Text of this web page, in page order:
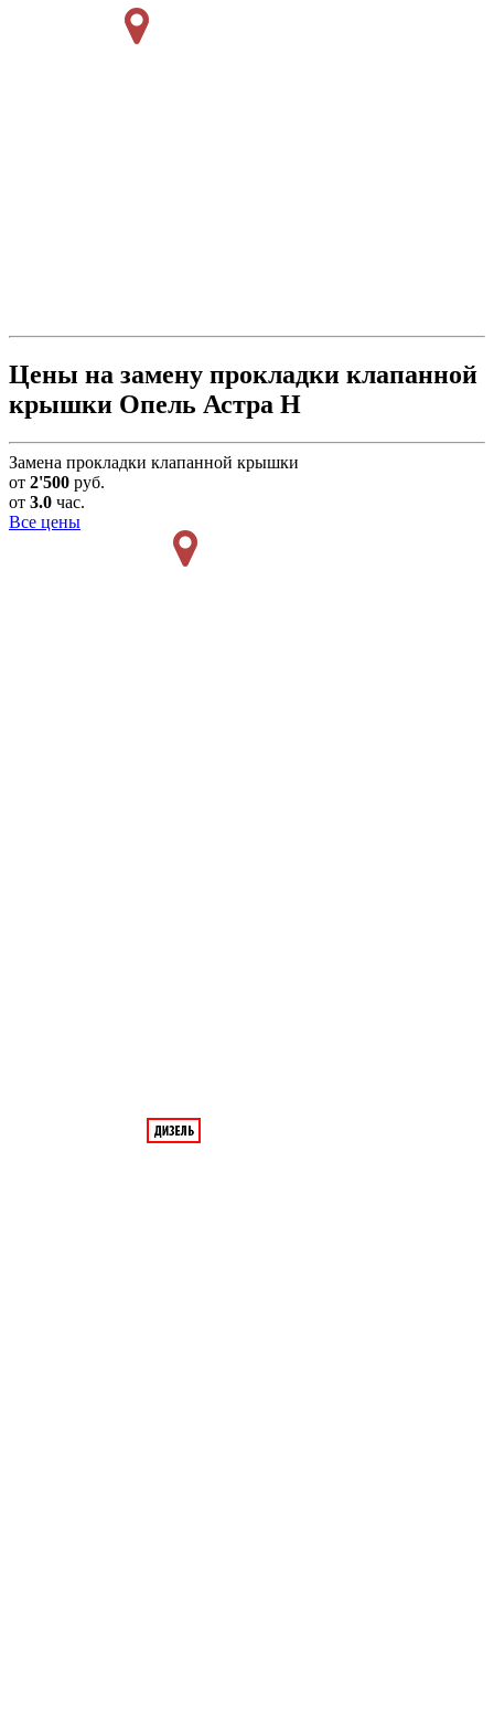
Цены на замену прокладки клапанной
крышки Опель Астра H
Замена прокладки клапанной крышки
от 2'500 руб.
от 3.0 час.
Все цены